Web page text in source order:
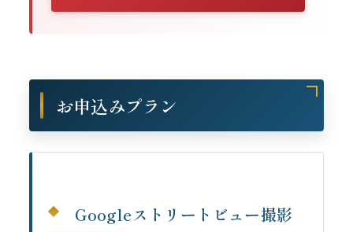
お申込みプラン
Googleストリートビュー撮影